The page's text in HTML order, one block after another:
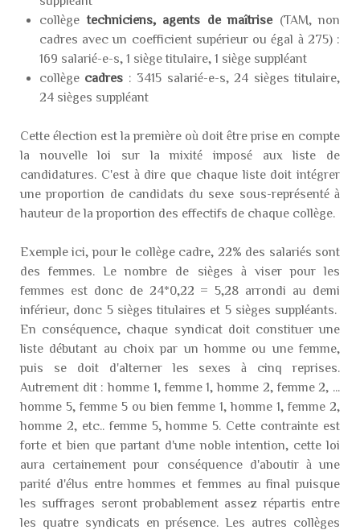
collège techniciens, agents de maîtrise(TAM, non
cadres avec un coefficient supérieur ou égal à 275) :
169 salarié-e-s, 1 siège titulaire, 1 siège suppléant
collège cadres : 3415 salarié-e-s, 24 sièges titulaire,
24 sièges suppléant
Cette élection est la première où doit être prise en compte
la nouvelle loi sur la mixité imposé aux liste de
candidatures. C'est à dire que chaque liste doit intégrer
une proportion de candidats du sexe sous-représenté à
hauteur de la proportion des effectifs de chaque collège.
Exemple ici, pour le collège cadre, 22% des salariés sont
des femmes. Le nombre de sièges à viser pour les
femmes est donc de 24*0,22 = 5,28 arrondi au demi
inférieur, donc 5 sièges titulaires et 5 sièges suppléants.
En conséquence, chaque syndicat doit constituer une
liste débutant au choix par un homme ou une femme,
puis se doit d'alterner les sexes à cinq reprises.
Autrement dit : homme 1, femme 1, homme 2, femme 2, ...
homme 5, femme 5 ou bien femme 1, homme 1, femme 2,
homme 2, etc.. femme 5, homme 5. Cette contrainte est
forte et bien que partant d'une noble intention, cette loi
aura certainement pour conséquence d'aboutir à une
parité d'élus entre hommes et femmes au final puisque
les suffrages seront probablement assez répartis entre
les quatre syndicats en présence. Les autres collèges